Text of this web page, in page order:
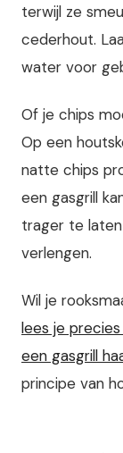
terwijl ze
cederhout.
water voor
Of je chips
Op een
natte chips
een gasgrill
trager te
verlengen.
Wil je
lees je
een gasgrill
principe van